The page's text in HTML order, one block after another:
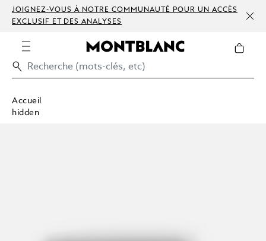
JOIGNEZ-VOUS À NOTRE COMMUNAUTÉ POUR UN ACCÈS
EXCLUSIF ET DES ANALYSES
Accueil
hidden